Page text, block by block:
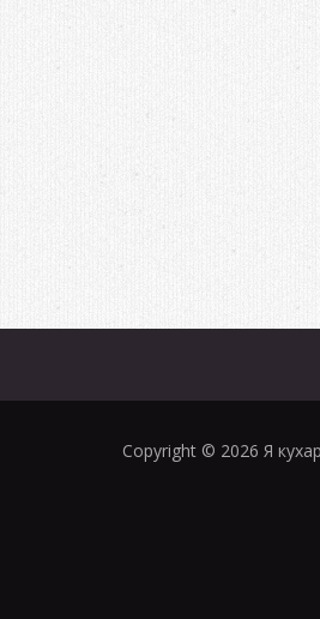
Copyright © 2026 Я кухар